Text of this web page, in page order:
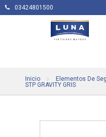
03424801500
Inicio Elementos De
STP GRAVITY GRIS